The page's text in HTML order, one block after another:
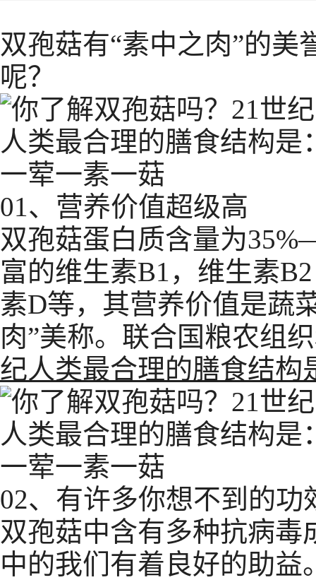
双孢菇有“素中之肉”的
呢？
01、营养价值超级高
双孢菇蛋白质含量为
富的维生素B1，维生素
素D等，其营养价值是蔬
肉”美称。联合国粮农组
纪人类最合理的膳食结构
02、有许多你想不到的功
双孢菇中含有多种抗病毒
中的我们有着良好的助